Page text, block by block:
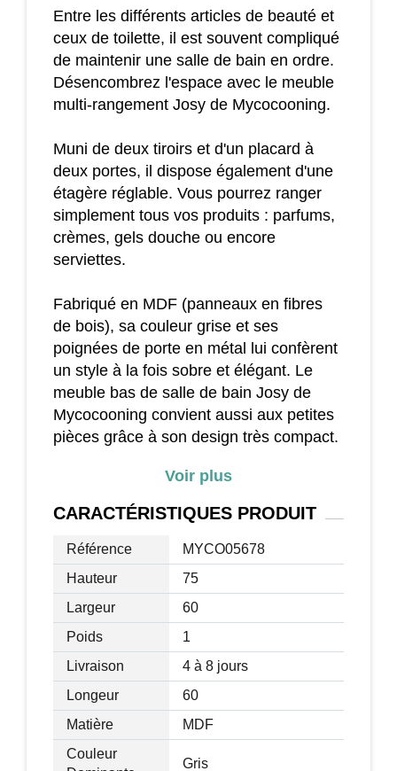
Entre les différents articles de beauté et
ceux de toilette, il est souvent compliqué
de maintenir une salle de bain en ordre.
Désencombrez l'espace avec le meuble
multi-rangement Josy de Mycocooning.
Muni de deux tiroirs et d'un placard à
deux portes, il dispose également d'une
étagère réglable. Vous pourrez ranger
simplement tous vos produits : parfums,
crèmes, gels douche ou encore
serviettes.
Fabriqué en MDF (panneaux en fibres
de bois), sa couleur grise et ses
poignées de porte en métal lui confèrent
un style à la fois sobre et élégant. Le
meuble bas de salle de bain Josy de
Mycocooning convient aussi aux petites
pièces grâce à son design très compact.
Par sécurité, il est également doté d'un
dispositif anti-basculement. Facile à
assembler, ce meuble gris aux belles
finitions est livré en un seul colis avec un
manuel de montage illustré.
Caractéristiques :
- Meuble bas de salle de bain gris uni
avec façades portes rainurées
Voir plus
CARACTÉRISTIQUES PRODUIT
Référence
MYCO05678
Hauteur
75
Largeur
60
Poids
1
Livraison
4 à 8 jours
Longeur
60
Matière
MDF
Couleur
Gris